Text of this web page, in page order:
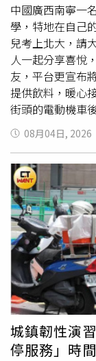
中國廣西南寧一
學，特地在自己
兒考上北大，請
人一起分享喜悅
友，平台更宣布
提供飲料，暖心
街頭的電動機車
不少人主動拿到
金榜題名的喜氣
京大學的錄取通
的慶祝活動，因
能力有限，就想
酵，不少網友留
「不是炫耀，而
回應，已找到這
學費，此外，
了解，這位父親
單，靠著一趟趟
桌前苦讀，沒有
手機錄音檔自學
拿來讀書、整理
08月04日, 2026
城鎮韌性演
停服務」時